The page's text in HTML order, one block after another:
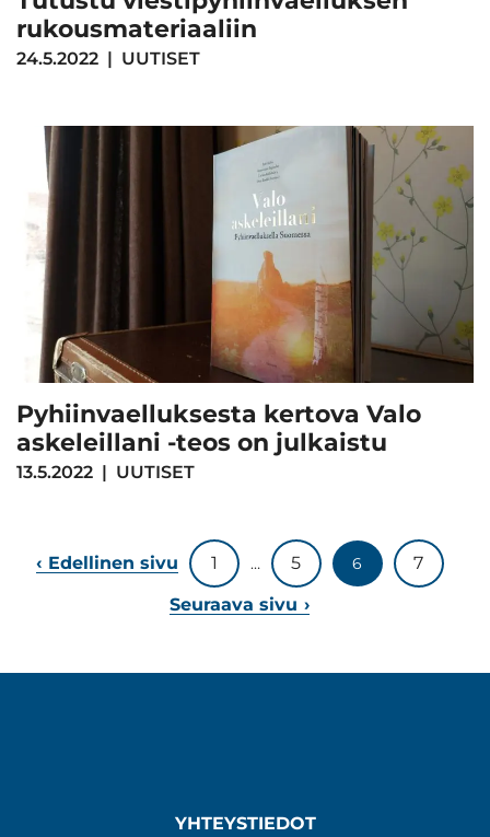
rukousmateriaaliin
24.5.2022 | UUTISET
Pyhiinvaelluksesta kertova Valo
askeleillani -teos on julkaistu
13.5.2022 | UUTISET
Lisää
artikkeleita
Edellinen sivu 1 … 5 6
7
Seuraava sivu
YHTEYSTIEDOT